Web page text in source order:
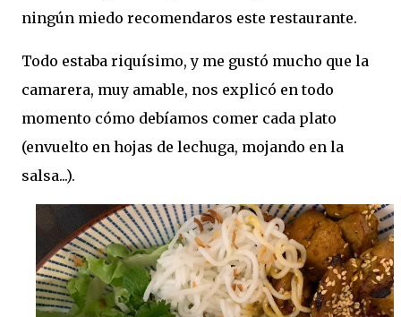
ningún miedo recomendaros este restaurante.
Todo estaba riquísimo, y me gustó mucho que la
camarera, muy amable, nos explicó en todo
momento cómo debíamos comer cada plato
(envuelto en hojas de lechuga, mojando en la
salsa...).